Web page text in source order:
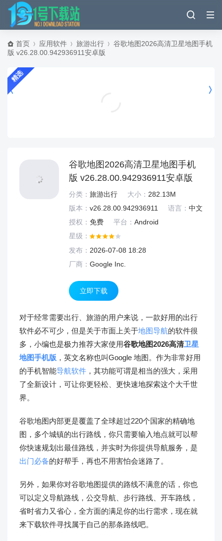
首页 应用软件 旅游出行
谷歌地图2026高清卫星地图手机
版 v26.28.00.942936911安卓版
精选
谷歌地图2026高清卫星地图手机
版 v26.28.00.942936911安卓版
分类： 旅游出行 大小： 282.13M
版本： v26.28.00.942936911 语言： 中文
授权： 免费 平台： Android
星级：
发布： 2026-07-08 18:28
厂商： Google Inc.
立即下载
对于经常需要出行、旅游的用户来说，一款好用的出行
软件必不可少，但是关于市面上关于地图导航的软件很
多，小编也是极力推荐大家使用谷歌地图2026高清卫星
地图手机版 ，英文名称也叫Google 地图。作为非常好用
的手机智能导航软件 ，其功能可谓是相当的强大，采用
了全新设计，可让你更轻松、更快速地探索这个大千世
界。
谷歌地图内部更是覆盖了全球超过220个国家的精确地
图，多个城镇的出行路线，你只需要输入地点就可以帮
你快速规划出最佳路线，并实时为你提供导航服务，是
出门必备的好帮手，再也不用害怕会迷路了。
另外，如果你对谷歌地图提供的路线不满意的话，你也
可以定义导航路线，公交导航、步行路线、开车路线，
省时省力又省心，全方面的满足你的出行需求，现在就
来下载软件寻找属于自己的那条路线吧。